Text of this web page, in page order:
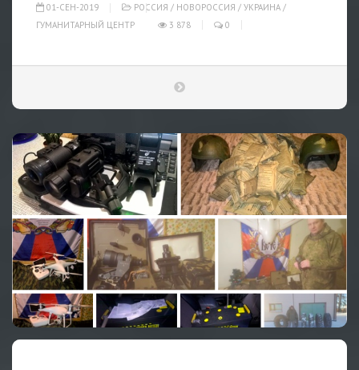
01-СЕН-2019 РОССИЯ / НОВОРОССИЯ / УКРАИНА /
ГУМАНИТАРНЫЙ ЦЕНТР
3 878 0